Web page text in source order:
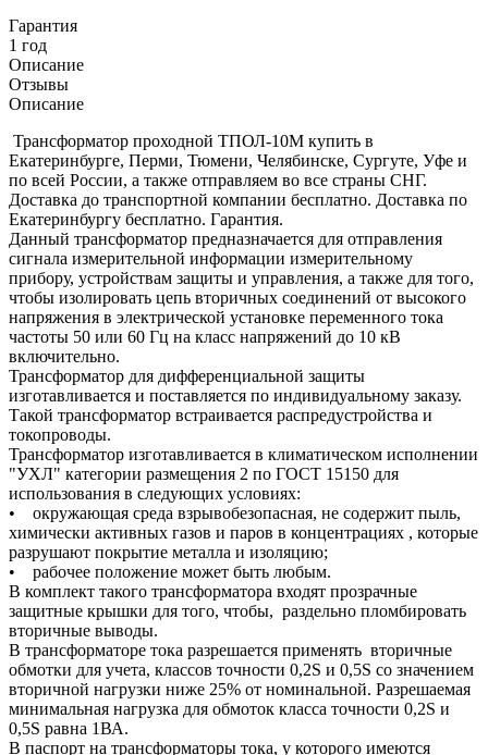
Гарантия
1 год
Описание
Отзывы
Описание
Трансформатор проходной ТПОЛ-10М купить в
Екатеринбурге, Перми, Тюмени, Челябинске, Сургуте, Уфе и
по всей России, а также отправляем во все страны СНГ.
Доставка до транспортной компании бесплатно. Доставка по
Екатеринбургу бесплатно. Гарантия.
Данный трансформатор предназначается для отправления
сигнала измерительной информации измерительному
прибору, устройствам защиты и управления, а также для того,
чтобы изолировать цепь вторичных соединений от высокого
напряжения в электрической установке переменного тока
частоты 50 или 60 Гц на класс напряжений до 10 кВ
включительно.
Трансформатор для дифференциальной защиты
изготавливается и поставляется по индивидуальному заказу.
Такой трансформатор встраивается распредустройства и
токопроводы.
Трансформатор изготавливается в климатическом исполнении
"УХЛ" категории размещения 2 по ГОСТ 15150 для
использования в следующих условиях:
• окружающая среда взрывобезопасная, не содержит пыль,
химически активных газов и паров в концентрациях , которые
разрушают покрытие металла и изоляцию;
• рабочее положение может быть любым.
В комплект такого трансформатора входят прозрачные
защитные крышки для того, чтобы, раздельно пломбировать
вторичные выводы.
В трансформаторе тока разрешается применять вторичные
обмотки для учета, классов точности 0,2S и 0,5S со значением
вторичной нагрузки ниже 25% от номинальной. Разрешаемая
минимальная нагрузка для обмоток класса точности 0,2S и
0,5S равна 1ВА.
В паспорт на трансформаторы тока, у которого имеются